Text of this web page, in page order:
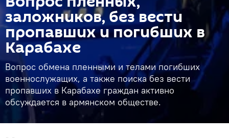
заложников, без вести
пропавших и погибших в
Карабахе
Вопрос обмена пленными и телами погибших
военнослужащих, а также поиска без вести
пропавших в Карабахе граждан активно
обсуждается в армянском обществе.